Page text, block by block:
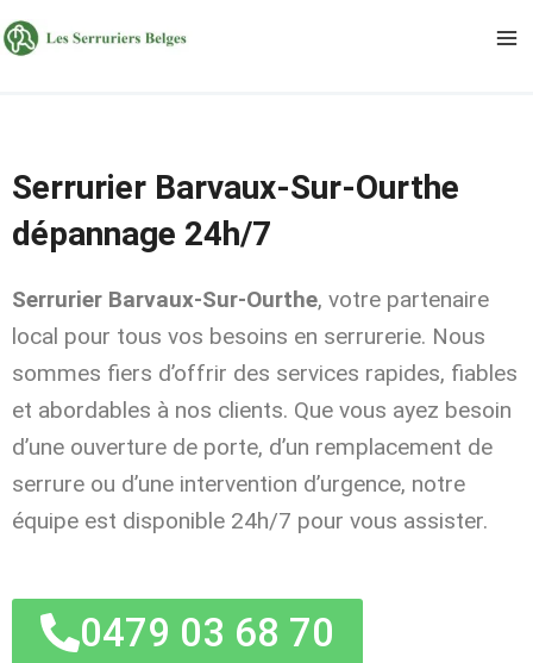
Aller
au
Serrurier Barvaux-Sur-Ourthe
dépannage 24h/7
Serrurier Barvaux-Sur-Ourthe, votre partenaire
local pour tous vos besoins en serrurerie. Nous
sommes fiers d’offrir des services rapides, fiables
et abordables à nos clients. Que vous ayez besoin
d’une ouverture de porte, d’un remplacement de
serrure ou d’une intervention d’urgence, notre
équipe est disponible 24h/7 pour vous assister.
0479 03 68 70